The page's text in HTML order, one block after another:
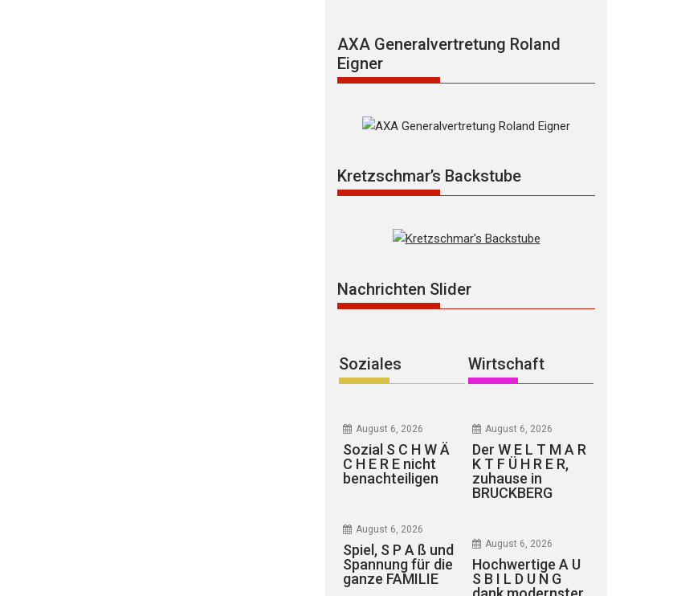
AXA Generalvertretung Roland
Eigner
Kretzschmar’s Backstube
Nachrichten Slider
Soziales
August 6, 2026
Sozial S C H W Ä
C H E R E nicht
benachteiligen
August 6, 2026
Spiel, S P A ß und
Spannung für die
ganze FAMILIE
Wirtschaft
August 6, 2026
Der W E L T M A R
K T F Ü H R E R,
zuhause in
BRUCKBERG
August 6, 2026
Hochwertige A U
S B I L D U N G